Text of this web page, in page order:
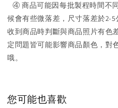
④ 商品可能因每批製程時間不
候會有些微落差，尺寸落差於2-
收到商品時判斷與商品照片有色
定問題皆可能影響商品顏色，對
哦。
您可能也喜歡